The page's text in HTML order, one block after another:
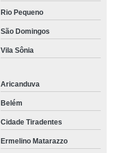
Rio Pequeno
São Domingos
Vila Sônia
Aricanduva
Belém
Cidade Tiradentes
Ermelino Matarazzo